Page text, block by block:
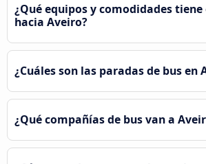
¿Qué equipos y comodidades tiene
hacia Aveiro?
¿Cuáles son las paradas de bus en
¿Qué compañías de bus van a